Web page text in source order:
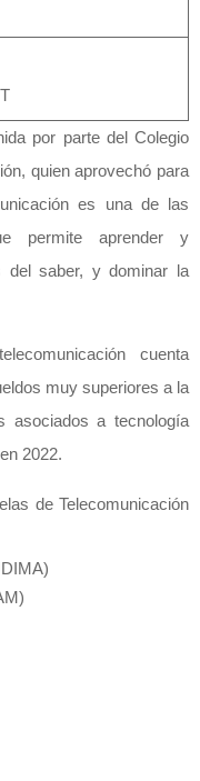
por parte del Colegio
quien aprovechó para
es una de las
permite aprender y
del saber, y dominar la
cuenta
muy superiores a la
asociados a tecnología
2022.
de Telecomunicación